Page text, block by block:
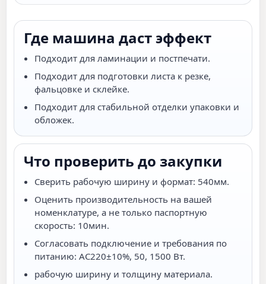
Где машина даст эффект
Подходит для ламинации и постпечати.
Подходит для подготовки листа к резке,
фальцовке и склейке.
Подходит для стабильной отделки упаковки и
обложек.
Что проверить до закупки
Сверить рабочую ширину и формат: 540мм.
Оценить производительность на вашей
номенклатуре, а не только паспортную
скорость: 10мин.
Согласовать подключение и требования по
питанию: AC220±10%, 50, 1500 Вт.
рабочую ширину и толщину материала.